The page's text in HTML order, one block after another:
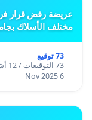
عريضة رفض قرار
مختلف الأسلاك
73 توقيع
73 التوقيعات / 12 أشهر
6 Nov 2025